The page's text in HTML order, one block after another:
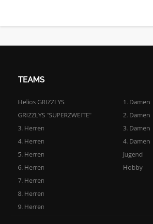
TEAMS
Helios GRIZZLYS
GRIZZLYS "SUPERZWEITE"
3. Herren
4. Herren
5. Herren
6. Herren
7. Herren
8. Herren
9. Herren
1. Damen
2. Damen
3. Damen
4. Damen
Jugend
Hobby